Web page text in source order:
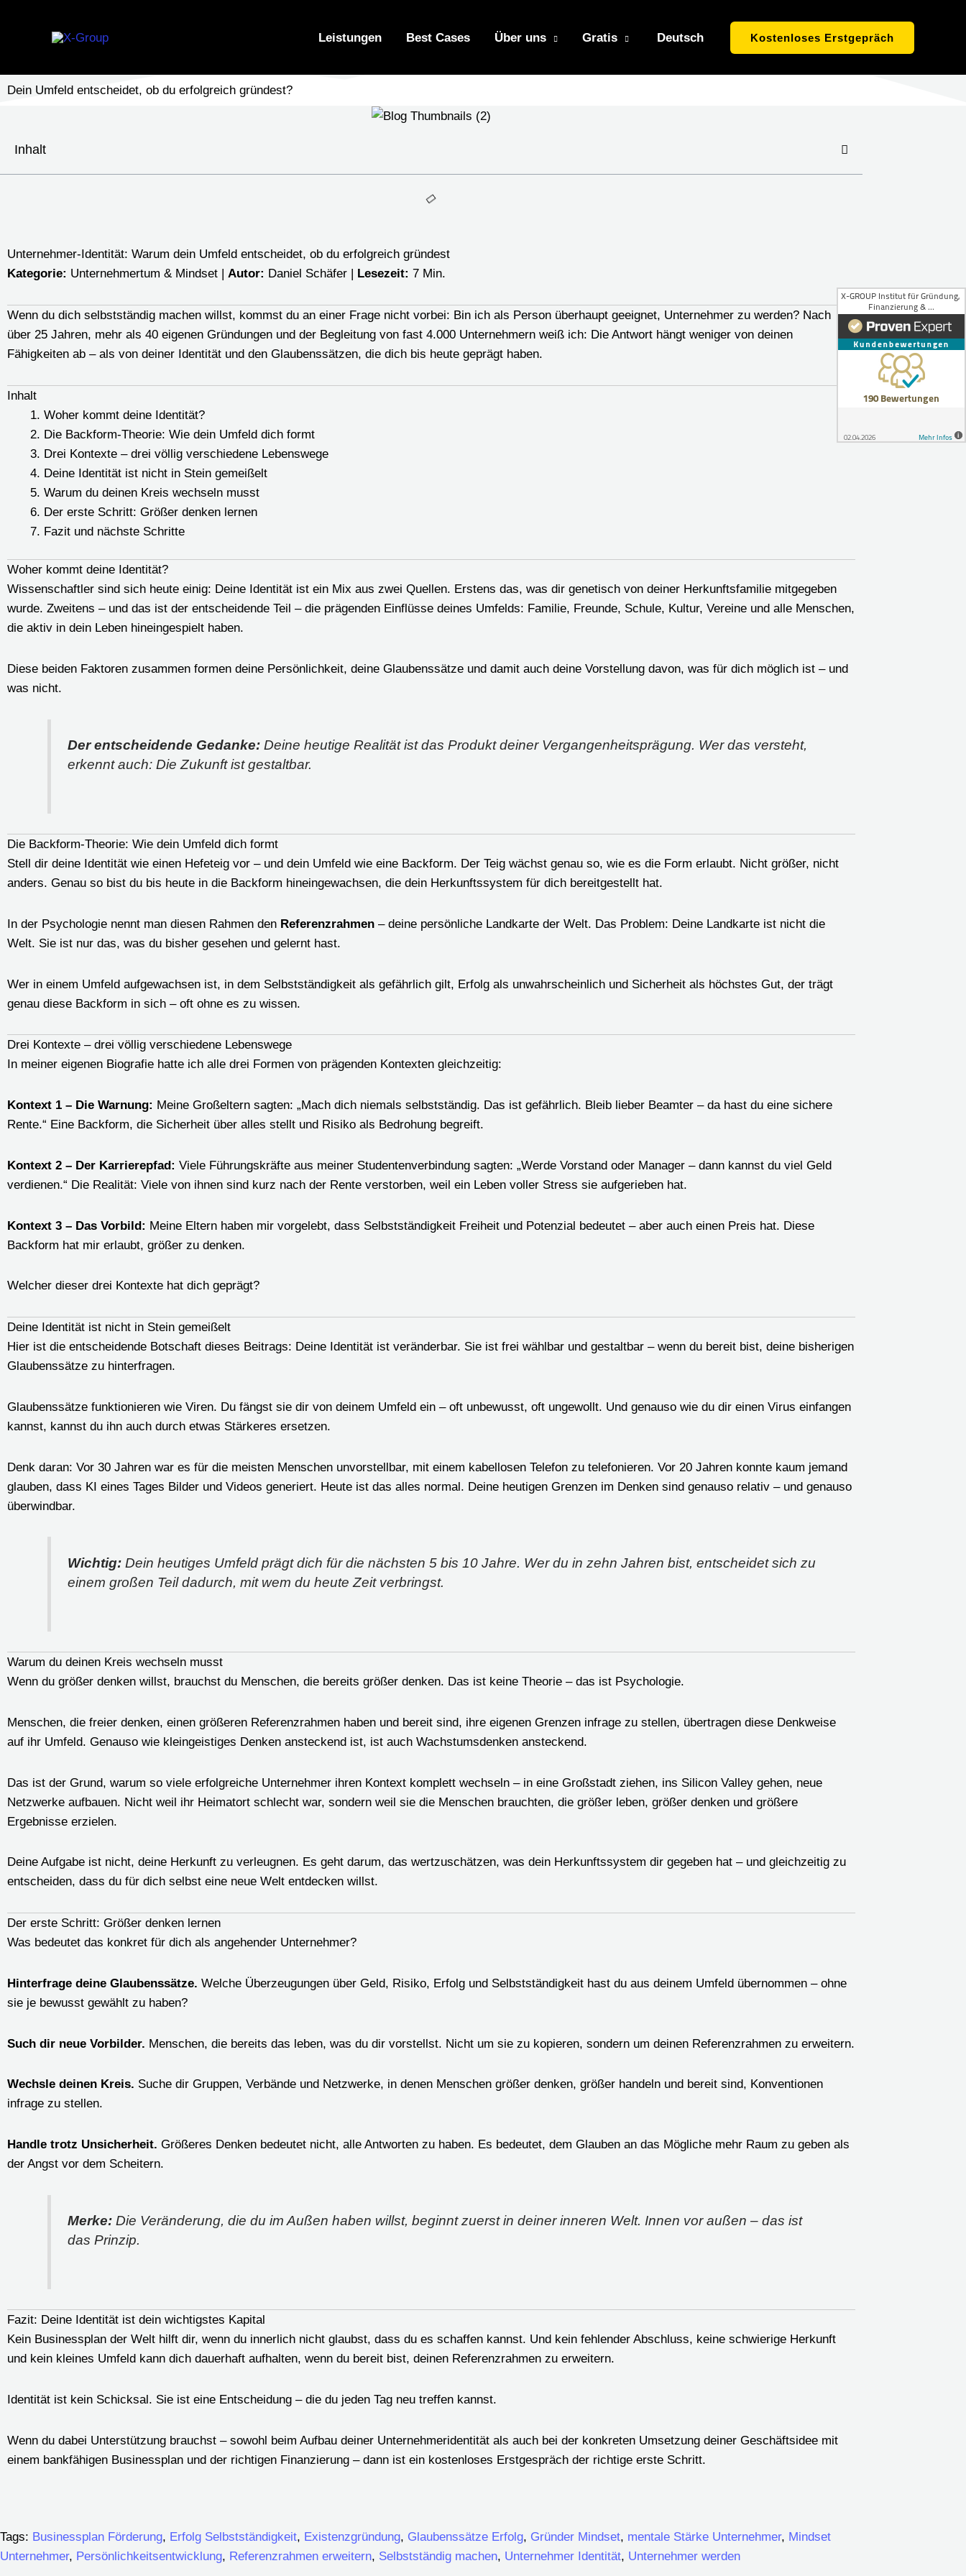
Leistungen Best Cases Über uns Gratis Deutsch Kostenloses Erstgepräch
Dein Umfeld entscheidet, ob du erfolgreich gründest?
Inhalt
Unternehmer-Identität: Warum dein Umfeld entscheidet, ob du erfolgreich gründest
Kategorie: Unternehmertum & Mindset | Autor: Daniel Schäfer | Lesezeit: 7 Min.
Wenn du dich selbstständig machen willst, kommst du an einer Frage nicht vorbei: Bin ich als Person überhaupt geeignet, Unternehmer zu werden? Nach
über 25 Jahren, mehr als 40 eigenen Gründungen und der Begleitung von fast 4.000 Unternehmern weiß ich: Die Antwort hängt weniger von deinen
Fähigkeiten ab – als von deiner Identität und den Glaubenssätzen, die dich bis heute geprägt haben.
Inhalt
Woher kommt deine Identität?
Die Backform-Theorie: Wie dein Umfeld dich formt
Drei Kontexte – drei völlig verschiedene Lebenswege
Deine Identität ist nicht in Stein gemeißelt
Warum du deinen Kreis wechseln musst
Der erste Schritt: Größer denken lernen
Fazit und nächste Schritte
Woher kommt deine Identität?
Wissenschaftler sind sich heute einig: Deine Identität ist ein Mix aus zwei Quellen. Erstens das, was dir genetisch von deiner Herkunftsfamilie mitgegeben
wurde. Zweitens – und das ist der entscheidende Teil – die prägenden Einflüsse deines Umfelds: Familie, Freunde, Schule, Kultur, Vereine und alle Menschen,
die aktiv in dein Leben hineingespielt haben.
Diese beiden Faktoren zusammen formen deine Persönlichkeit, deine Glaubenssätze und damit auch deine Vorstellung davon, was für dich möglich ist – und
was nicht.
Der entscheidende Gedanke:Deine heutige Realität ist das Produkt deiner Vergangenheitsprägung. Wer das versteht,
erkennt auch: Die Zukunft ist gestaltbar.
Die Backform-Theorie: Wie dein Umfeld dich formt
Stell dir deine Identität wie einen Hefeteig vor – und dein Umfeld wie eine Backform. Der Teig wächst genau so, wie es die Form erlaubt. Nicht größer, nicht
anders. Genau so bist du bis heute in die Backform hineingewachsen, die dein Herkunftssystem für dich bereitgestellt hat.
In der Psychologie nennt man diesen Rahmen den Referenzrahmen – deine persönliche Landkarte der Welt. Das Problem: Deine Landkarte ist nicht die
Welt. Sie ist nur das, was du bisher gesehen und gelernt hast.
Wer in einem Umfeld aufgewachsen ist, in dem Selbstständigkeit als gefährlich gilt, Erfolg als unwahrscheinlich und Sicherheit als höchstes Gut, der trägt
genau diese Backform in sich – oft ohne es zu wissen.
Drei Kontexte – drei völlig verschiedene Lebenswege
In meiner eigenen Biografie hatte ich alle drei Formen von prägenden Kontexten gleichzeitig:
Kontext 1 – Die Warnung: Meine Großeltern sagten: „Mach dich niemals selbstständig. Das ist gefährlich. Bleib lieber Beamter – da hast du eine sichere
Rente.“ Eine Backform, die Sicherheit über alles stellt und Risiko als Bedrohung begreift.
Kontext 2 – Der Karrierepfad: Viele Führungskräfte aus meiner Studentenverbindung sagten: „Werde Vorstand oder Manager – dann kannst du viel Geld
verdienen.“ Die Realität: Viele von ihnen sind kurz nach der Rente verstorben, weil ein Leben voller Stress sie aufgerieben hat.
Kontext 3 – Das Vorbild: Meine Eltern haben mir vorgelebt, dass Selbstständigkeit Freiheit und Potenzial bedeutet – aber auch einen Preis hat. Diese
Backform hat mir erlaubt, größer zu denken.
Welcher dieser drei Kontexte hat dich geprägt?
Deine Identität ist nicht in Stein gemeißelt
Hier ist die entscheidende Botschaft dieses Beitrags: Deine Identität ist veränderbar. Sie ist frei wählbar und gestaltbar – wenn du bereit bist, deine bisherigen
Glaubenssätze zu hinterfragen.
Glaubenssätze funktionieren wie Viren. Du fängst sie dir von deinem Umfeld ein – oft unbewusst, oft ungewollt. Und genauso wie du dir einen Virus einfangen
kannst, kannst du ihn auch durch etwas Stärkeres ersetzen.
Denk daran: Vor 30 Jahren war es für die meisten Menschen unvorstellbar, mit einem kabellosen Telefon zu telefonieren. Vor 20 Jahren konnte kaum jemand
glauben, dass KI eines Tages Bilder und Videos generiert. Heute ist das alles normal. Deine heutigen Grenzen im Denken sind genauso relativ – und genauso
überwindbar.
Wichtig:Dein heutiges Umfeld prägt dich für die nächsten 5 bis 10 Jahre. Wer du in zehn Jahren bist, entscheidet sich zu
einem großen Teil dadurch, mit wem du heute Zeit verbringst.
Warum du deinen Kreis wechseln musst
Wenn du größer denken willst, brauchst du Menschen, die bereits größer denken. Das ist keine Theorie – das ist Psychologie.
Menschen, die freier denken, einen größeren Referenzrahmen haben und bereit sind, ihre eigenen Grenzen infrage zu stellen, übertragen diese Denkweise
auf ihr Umfeld. Genauso wie kleingeistiges Denken ansteckend ist, ist auch Wachstumsdenken ansteckend.
Das ist der Grund, warum so viele erfolgreiche Unternehmer ihren Kontext komplett wechseln – in eine Großstadt ziehen, ins Silicon Valley gehen, neue
Netzwerke aufbauen. Nicht weil ihr Heimatort schlecht war, sondern weil sie die Menschen brauchten, die größer leben, größer denken und größere
Ergebnisse erzielen.
Deine Aufgabe ist nicht, deine Herkunft zu verleugnen. Es geht darum, das wertzuschätzen, was dein Herkunftssystem dir gegeben hat – und gleichzeitig zu
entscheiden, dass du für dich selbst eine neue Welt entdecken willst.
Der erste Schritt: Größer denken lernen
Was bedeutet das konkret für dich als angehender Unternehmer?
Hinterfrage deine Glaubenssätze. Welche Überzeugungen über Geld, Risiko, Erfolg und Selbstständigkeit hast du aus deinem Umfeld übernommen – ohne
sie je bewusst gewählt zu haben?
Such dir neue Vorbilder. Menschen, die bereits das leben, was du dir vorstellst. Nicht um sie zu kopieren, sondern um deinen Referenzrahmen zu erweitern.
Wechsle deinen Kreis. Suche dir Gruppen, Verbände und Netzwerke, in denen Menschen größer denken, größer handeln und bereit sind, Konventionen
infrage zu stellen.
Handle trotz Unsicherheit. Größeres Denken bedeutet nicht, alle Antworten zu haben. Es bedeutet, dem Glauben an das Mögliche mehr Raum zu geben als
der Angst vor dem Scheitern.
Merke:Die Veränderung, die du im Außen haben willst, beginnt zuerst in deiner inneren Welt. Innen vor außen – das ist
das Prinzip.
Fazit: Deine Identität ist dein wichtigstes Kapital
Kein Businessplan der Welt hilft dir, wenn du innerlich nicht glaubst, dass du es schaffen kannst. Und kein fehlender Abschluss, keine schwierige Herkunft
und kein kleines Umfeld kann dich dauerhaft aufhalten, wenn du bereit bist, deinen Referenzrahmen zu erweitern.
Identität ist kein Schicksal. Sie ist eine Entscheidung – die du jeden Tag neu treffen kannst.
Wenn du dabei Unterstützung brauchst – sowohl beim Aufbau deiner Unternehmeridentität als auch bei der konkreten Umsetzung deiner Geschäftsidee mit
einem bankfähigen Businessplan und der richtigen Finanzierung – dann ist ein kostenloses Erstgespräch der richtige erste Schritt.
Tags: Businessplan Förderung, Erfolg Selbstständigkeit, Existenzgründung, Glaubenssätze Erfolg, Gründer Mindset, mentale Stärke Unternehmer, Mindset
Unternehmer, Persönlichkeitsentwicklung, Referenzrahmen erweitern, Selbstständig machen, Unternehmer Identität, Unternehmer werden